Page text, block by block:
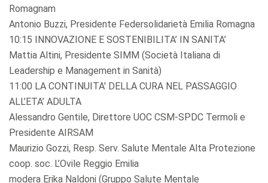
Romagnam
Antonio Buzzi, Presidente Federsolidarietà Emilia Romagna
10:15 INNOVAZIONE E SOSTENIBILITA’ IN SANITA’
Mattia Altini, Presidente SIMM (Società Italiana di
Leadership e Management in Sanità)
11:00 LA CONTINUITA' DELLA CURA NEL PASSAGGIO
ALL’ETA’ ADULTA
Alessandro Gentile, Direttore UOC CSM-SPDC Termoli e
Presidente AIRSAM
Maurizio Gozzi, Resp. Serv. Salute Mentale Alta Protezione
coop. soc. L’Ovile Reggio Emilia
modera Erika Naldoni (Gruppo Salute Mentale